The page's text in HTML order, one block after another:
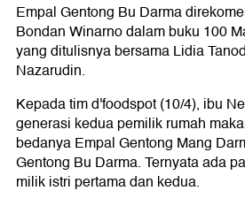
Empal Gentong Bu Darma
Bondan Winarno dalam buku 100
yang ditulisnya bersama Lidia
Nazarudin.
Kepada tim d'foodspot (10/4), ibu
generasi kedua pemilik rumah
bedanya Empal Gentong Mang
Gentong Bu Darma. Ternyata ada
milik istri pertama dan kedua.